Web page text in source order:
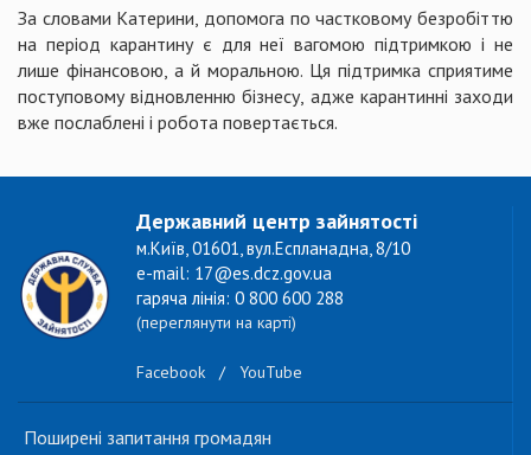
За словами Катерини, допомога по частковому безробіттю
на період карантину є для неї вагомою підтримкою і не
лише фінансовою, а й моральною. Ця підтримка сприятиме
поступовому відновленню бізнесу, адже карантинні заходи
вже послаблені і робота повертається.
Державний центр зайнятості
м.Київ, 01601, вул.Еспланадна, 8/10
e-mail: 17@es.dcz.gov.ua
гаряча лінія: 0 800 600 288
(переглянути на карті)
Facebook / YouTube
Поширені запитання громадян